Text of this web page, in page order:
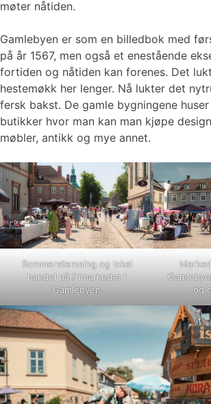
møter nåtiden.
Gamlebyen er som en billedbok med
på år 1567, men også et enestående
fortiden og nåtiden kan forenes. Det
hestemøkk her lenger. Nå lukter det
fersk bakst. De gamle bygningene
butikker hvor man kan man kjøpe
møbler, antikk og mye annet.
Sommerstemning og lokal
handel på frimarkedet i
Gamlebyen
og